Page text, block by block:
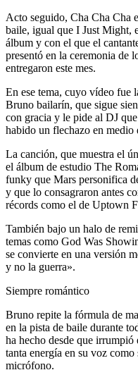
Acto seguido, Cha Cha Cha
baile, igual que I Just Might,
álbum y con el que el
presentó en la ceremonia de
entregaron este mes.
En ese tema, cuyo vídeo fue
Bruno bailarín, que sigue
con gracia y le pide al DJ
habido un flechazo en medio
La canción, que muestra el
el álbum de estudio The
funky que Mars personifica
y que lo consagraron antes
récords como el de Uptown
También bajo un halo de
temas como God Was
se convierte en una versión
y no la guerra».
Siempre romántico
Bruno repite la fórmula de
en la pista de baile durante
ha hecho desde que
tanta energía en su voz
micrófono.